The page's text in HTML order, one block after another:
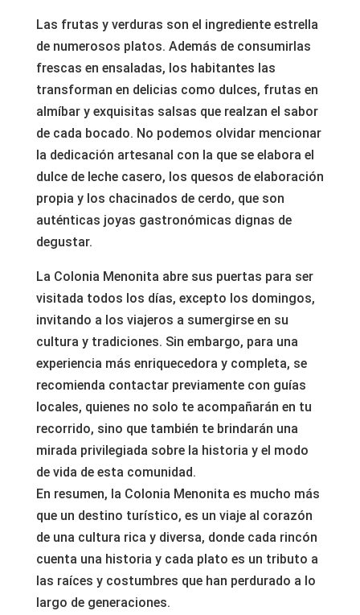
Las frutas y verduras son el ingrediente estrella
de numerosos platos. Además de consumirlas
frescas en ensaladas, los habitantes las
transforman en delicias como dulces, frutas en
almíbar y exquisitas salsas que realzan el sabor
de cada bocado. No podemos olvidar mencionar
la dedicación artesanal con la que se elabora el
dulce de leche casero, los quesos de elaboración
propia y los chacinados de cerdo, que son
auténticas joyas gastronómicas dignas de
degustar.
La Colonia Menonita abre sus puertas para ser
visitada todos los días, excepto los domingos,
invitando a los viajeros a sumergirse en su
cultura y tradiciones. Sin embargo, para una
experiencia más enriquecedora y completa, se
recomienda contactar previamente con guías
locales, quienes no solo te acompañarán en tu
recorrido, sino que también te brindarán una
mirada privilegiada sobre la historia y el modo
de vida de esta comunidad.
En resumen, la Colonia Menonita es mucho más
que un destino turístico, es un viaje al corazón
de una cultura rica y diversa, donde cada rincón
cuenta una historia y cada plato es un tributo a
las raíces y costumbres que han perdurado a lo
largo de generaciones.